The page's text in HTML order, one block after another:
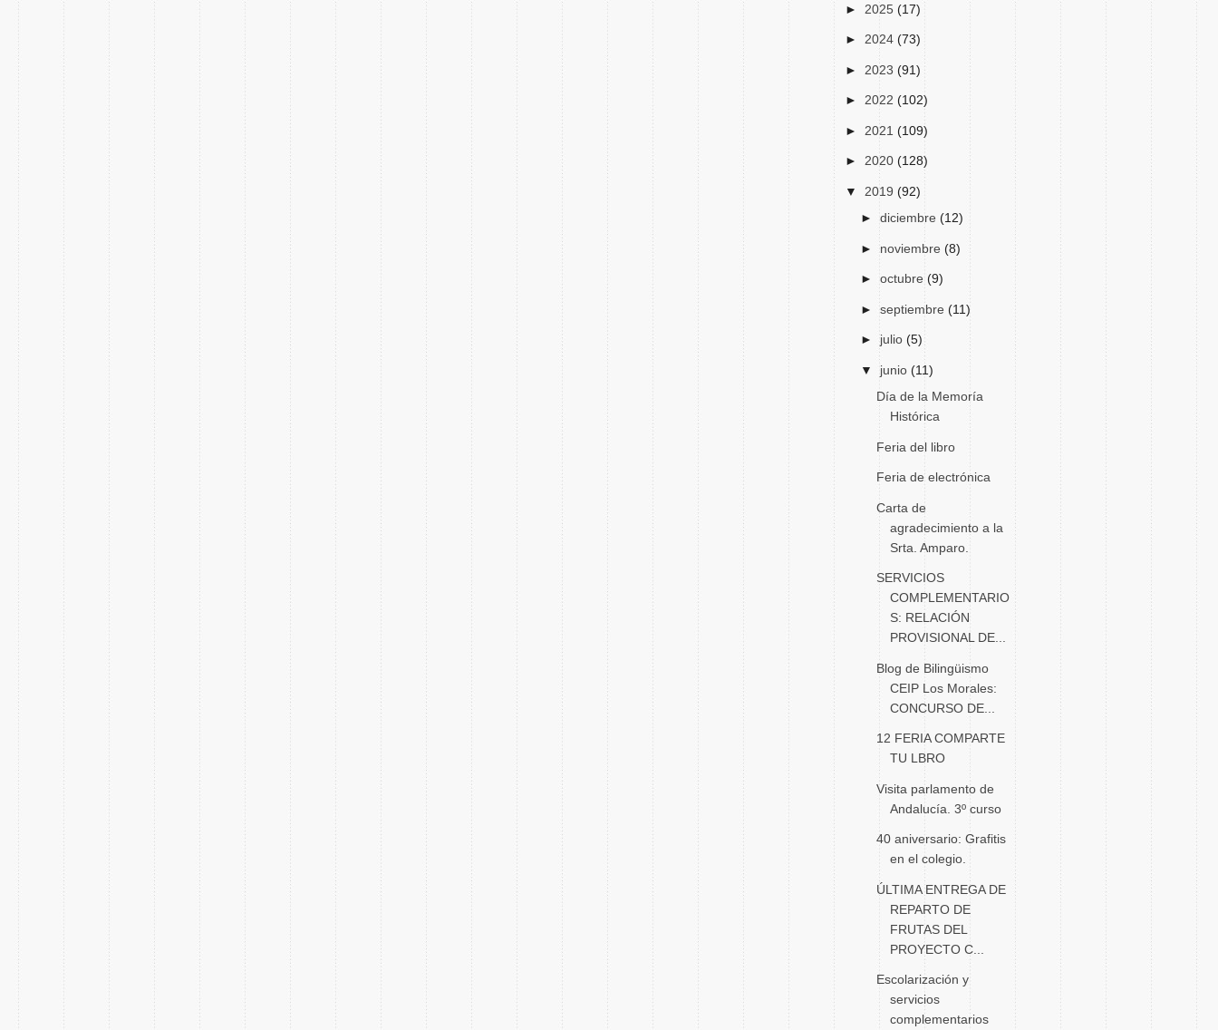
► 2025 (17)
► 2024 (73)
► 2023 (91)
► 2022 (102)
► 2021 (109)
► 2020 (128)
▼ 2019 (92)
► diciembre (12)
►noviembre (8)
► octubre (9)
►septiembre (11)
►julio (5)
▼ junio (11)
Día de la Memoría
Histórica
Feria del libro
Feria de electrónica
Carta de
agradecimiento a la
Srta. Amparo.
SERVICIOS
COMPLEMENTARIO
S: RELACIÓN
PROVISIONAL DE...
Blog de Bilingüismo
CEIP Los Morales:
CONCURSO DE...
12 FERIA COMPARTE
TU LBRO
Visita parlamento de
Andalucía. 3º curso
40 aniversario: Grafitis
en el colegio.
ÚLTIMA ENTREGA DE
REPARTO DE
FRUTAS DEL
PROYECTO C...
Escolarización y
servicios
complementarios